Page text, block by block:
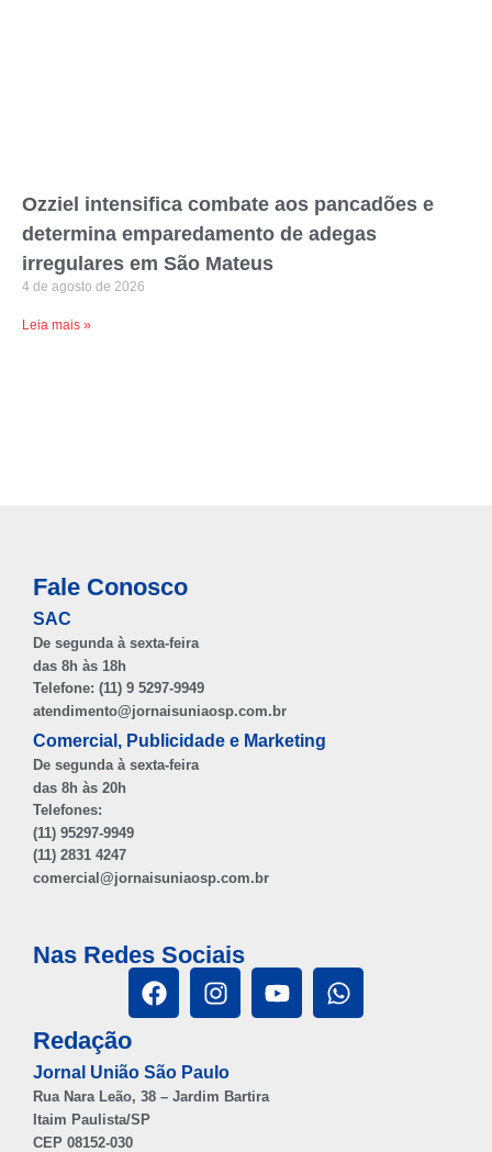
Ozziel intensifica combate aos pancadões e
determina emparedamento de adegas
irregulares em São Mateus
4 de agosto de 2026
Leia mais »
Fale Conosco
SAC
De segunda à sexta-feira
das 8h às 18h
Telefone: (11) 9 5297-9949
atendimento@jornaisuniaosp.com.br
Comercial, Publicidade e Marketing
De segunda à sexta-feira
das 8h às 20h
Telefones:
(11) 95297-9949
(11) 2831 4247
comercial@jornaisuniaosp.com.br
Nas Redes Sociais
Redação
Jornal União São Paulo
Rua Nara Leão, 38 – Jardim Bartira
Itaim Paulista/SP
CEP 08152-030